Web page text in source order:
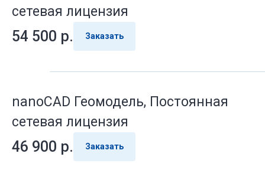
сетевая лицензия
54 500 р. Заказать
nanoCAD Геомодель, Постоянная
сетевая лицензия
46 900 р. Заказать